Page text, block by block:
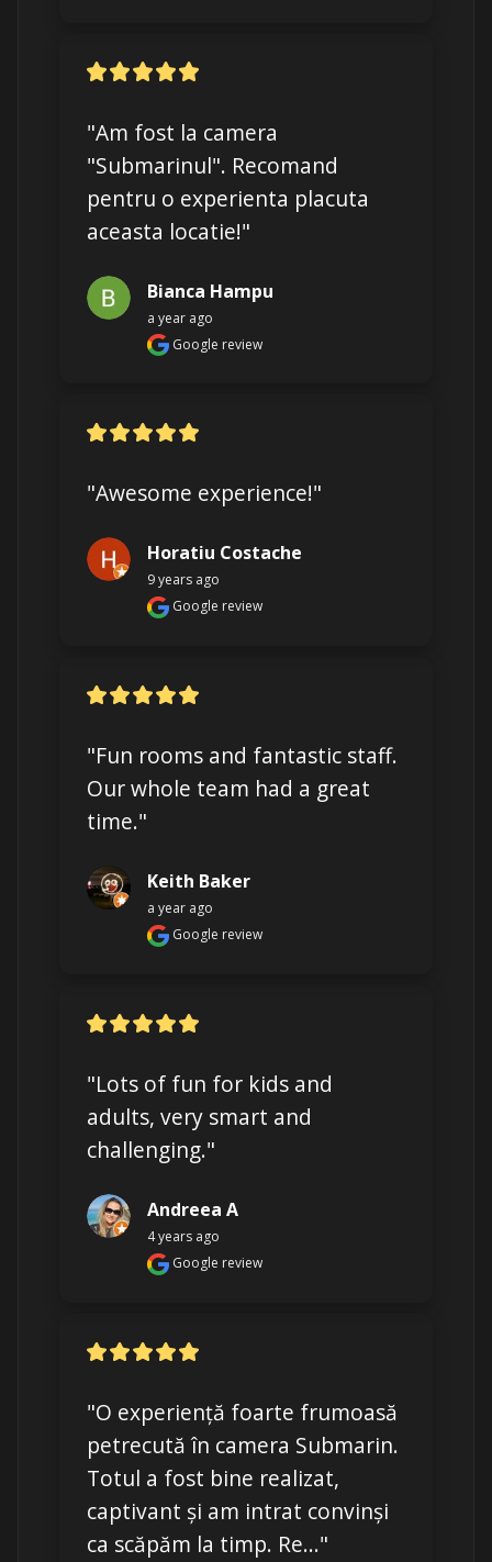
"Am fost la camera
"Submarinul". Recomand
pentru o experienta placuta
aceasta locatie!"
Bianca Hampu
a year ago
Google review
"Awesome experience!"
Horatiu Costache
9 years ago
Google review
"Fun rooms and fantastic staff.
Our whole team had a great
time."
Keith Baker
a year ago
Google review
"Lots of fun for kids and
adults, very smart and
challenging."
Andreea A
4 years ago
Google review
"O experiență foarte frumoasă
petrecută în camera Submarin.
Totul a fost bine realizat,
captivant și am intrat convinși
ca scăpăm la timp. Re..."